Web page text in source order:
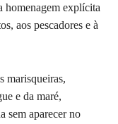
homenagem explícita
aos pescadores e à
marisqueiras,
e da maré,
sem aparecer no